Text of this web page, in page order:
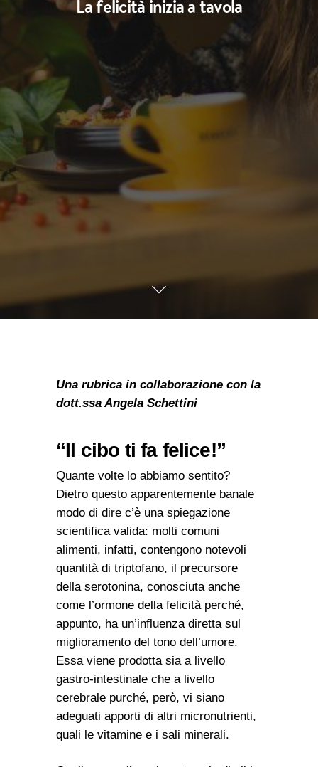
La felicità inizia a tavola
Una rubrica in collaborazione con la
dott.ssa Angela Schettini
“Il cibo ti fa felice!”
Quante volte lo abbiamo sentito?
Dietro questo apparentemente banale
modo di dire c’è una spiegazione
scientifica valida: molti comuni
alimenti, infatti, contengono notevoli
quantità di triptofano, il precursore
della serotonina, conosciuta anche
come l’ormone della felicità perché,
appunto, ha un’influenza diretta sul
miglioramento del tono dell’umore.
Essa viene prodotta sia a livello
gastro-intestinale che a livello
cerebrale purché, però, vi siano
adeguati apporti di altri micronutrienti,
quali le vitamine e i sali minerali.